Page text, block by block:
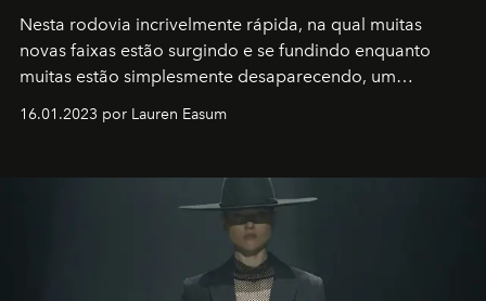
Nesta rodovia incrivelmente rápida, na qual muitas
novas faixas estão surgindo e se fundindo enquanto
muitas estão simplesmente desaparecendo, um
transportador AMTD abrindo caminho para muitos
por propósitos, com um claro senso de missão na vida e
16.01.2023 por Lauren Easum